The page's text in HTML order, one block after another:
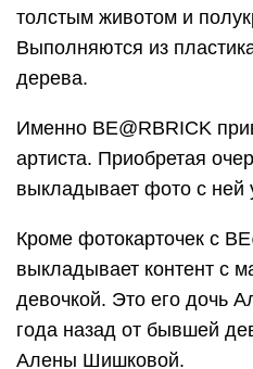
толстым животом и
Выполняются из
дерева.
Именно BE@RBRICK
артиста. Приобретая
выкладывает фото с ней
Кроме фотокарточек с
выкладывает контент с
девочкой. Это его дочь
года назад от бывшей
Алены Шишковой.